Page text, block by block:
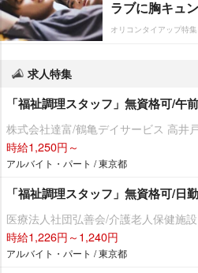
ラブに胸キュン
オリコンタイアップ特集
求人特集
「福祉調理スタッフ」無資格可/午
株式会社達富/鶴亀デイサービス 高井
時給1,250円～
アルバイト・パート / 東京都
「福祉調理スタッフ」無資格可/日
医療法人社団弘善会/介護老人保健施
時給1,226円～1,240円
アルバイト・パート / 東京都